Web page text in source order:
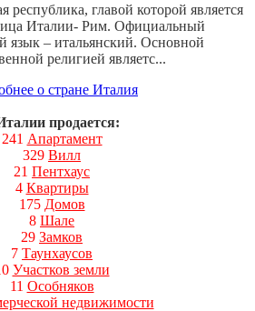
республика, главой которой является
Италии- Рим. Официальный
язык – итальянский. Основной
религией являетс...
о стране Италия
продается:
241 Апартамент
329 Вилл
21 Пентхаус
4 Квартиры
175 Домов
8 Шале
29 Замков
7 Таунхаусов
Участков земли
11 Особняков
недвижимости